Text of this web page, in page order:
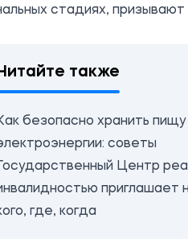
стадиях,
также
безопасно хранить
советы
Государственный Центр
приглашает
где, когда